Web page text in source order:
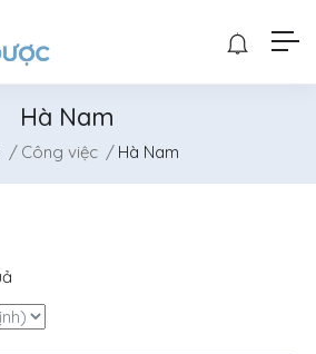
Hà Nam
Công việc Hà Nam